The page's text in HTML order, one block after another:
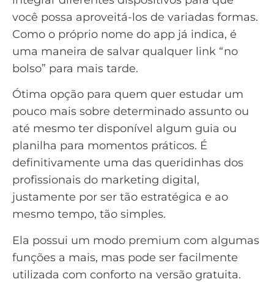
você possa aproveitá-los de variadas formas.
Como o próprio nome do app já indica, é
uma maneira de salvar qualquer link “no
bolso” para mais tarde.
Ótima opção para quem quer estudar um
pouco mais sobre determinado assunto ou
até mesmo ter disponível algum guia ou
planilha para momentos práticos. É
definitivamente uma das queridinhas dos
profissionais do marketing digital,
justamente por ser tão estratégica e ao
mesmo tempo, tão simples.
Ela possui um modo premium com algumas
funções a mais, mas pode ser facilmente
utilizada com conforto na versão gratuita.